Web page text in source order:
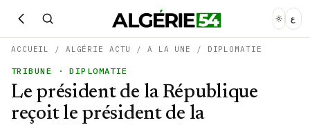
ع
ACCUEIL / ALGÉRIE ACTU /A LA UNE / DIPLOMATIE
TRIBUNE · DIPLOMATIE
Le président de la République
reçoit le président de la